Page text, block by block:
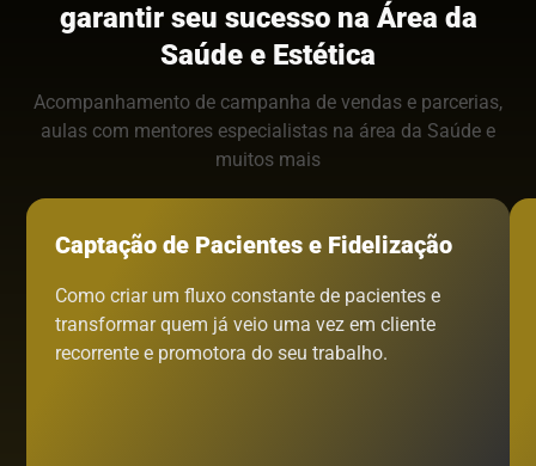
garantir seu sucesso na Área da
Saúde e Estética
Acompanhamento de campanha de vendas e parcerias,
aulas com mentores especialistas na área da Saúde e
muitos mais
Captação de Pacientes e Fidelização
Como criar um fluxo constante de pacientes e
transformar quem já veio uma vez em cliente
recorrente e promotora do seu trabalho.